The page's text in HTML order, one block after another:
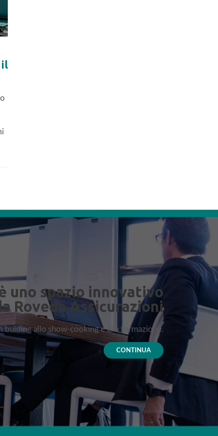
il
uno spazio innovativo
Roveda Assicurazioni
buiding allo show-cooking e alla formazione.
CONTINUA